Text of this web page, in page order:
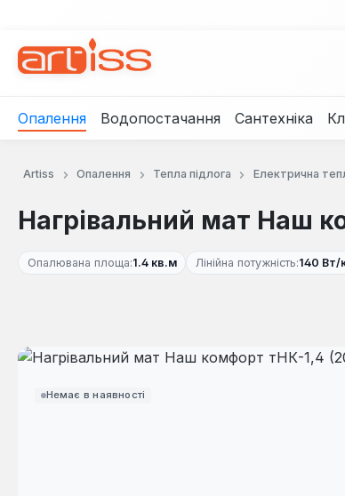
Опалення Водопостачання Сантехніка
Artiss Опалення Тепла підлога Електрична
Нагрівальний мат Наш
Опалювана площа:1.4 кв.м Лінійна потужність:140 Вт/
Немає в наявності
Пропустити галерею зображень